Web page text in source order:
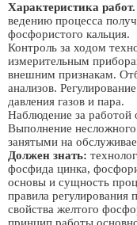
Характеристика работ.
ведению процесса
фосфористого кальция.
Контроль за ходом
измерительным
внешним признакам.
анализов.
давления газов и пара.
Наблюдение за работой
Выполнение
занятыми на
Должен знать:
фосфида цинка,
основы и сущность
правила регулирования
свойства желтого